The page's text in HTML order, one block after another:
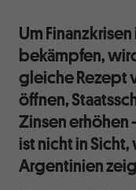
Um
bekämpfen,
gleiche Rezept
öffnen,
Zinsen erhöhen
ist nicht in
Argentinien